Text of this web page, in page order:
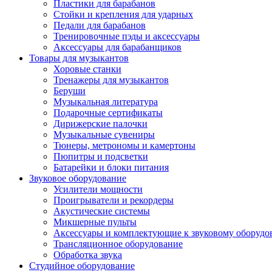
Пластики для барабанов
Стойки и крепления для ударных
Педали для барабанов
Тренировочные пэды и аксессуары
Аксессуары для барабанщиков
Товары для музыкантов
Хоровые станки
Тренажеры для музыкантов
Беруши
Музыкальная литература
Подарочные сертификаты
Дирижерские палочки
Музыкальные сувениры
Тюнеры, метрономы и камертоны
Пюпитры и подсветки
Батарейки и блоки питания
Звуковое оборудование
Усилители мощности
Проигрыватели и рекордеры
Акустические системы
Микшерные пульты
Аксессуары и комплектующие к звуковому
Трансляционное оборудование
Обработка звука
Студийное оборудование